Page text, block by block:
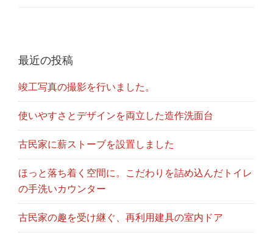
最近の投稿
竣工写真の撮影を行いました。
使いやすさとデザインを両立した造作洗面台
古民家に薪ストーブを設置しました
ほっと落ち着く空間に。こだわりを詰め込んだトイレ
の手洗いカウンター
古民家の趣を受け継ぐ、再利用建具の室内ドア